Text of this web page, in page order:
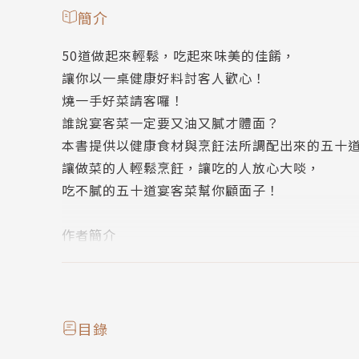
簡介
50道做起來輕鬆，吃起來味美的佳餚，
讓你以一桌健康好料討客人歡心！
燒一手好菜請客囉！
誰說宴客菜一定要又油又膩才體面？
本書提供以健康食材與烹飪法所調配出來的五十
讓做菜的人輕鬆烹飪，讓吃的人放心大啖，
吃不膩的五十道宴客菜幫你顧面子！
作者簡介
前中華素食協會理事長、善仁齋素食館董事長
目錄